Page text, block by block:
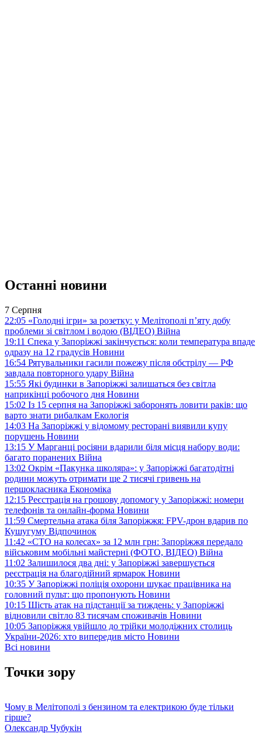
Останні новини
7 Серпня
22:05 «Голодні ігри» за розетку: у Мелітополі п’яту добу
проблеми зі світлом і водою (ВІДЕО) Війна
19:11 Спека у Запоріжжі закінчується: коли температура впаде
одразу на 12 градусів Новини
16:54 Рятувальники гасили пожежу після обстрілу — РФ
завдала повторного удару Війна
15:55 Які будинки в Запоріжжі залишаться без світла
наприкінці робочого дня Новини
15:02 Із 15 серпня на Запоріжжі заборонять ловити раків: що
варто знати рибалкам Екологія
14:03 На Запоріжжі у відомому ресторані виявили купу
порушень Новини
13:15 У Марганці росіяни вдарили біля місця набору води:
багато поранених Війна
13:02 Окрім «Пакунка школяра»: у Запоріжжі багатодітні
родини можуть отримати ще 2 тисячі гривень на
першокласника Економіка
12:15 Реєстрація на грошову допомогу у Запоріжжі: номери
телефонів та онлайн-форма Новини
11:59 Смертельна атака біля Запоріжжя: FPV-дрон вдарив по
Кушугуму Відпочинок
11:42 «СТО на колесах» за 12 млн грн: Запоріжжя передало
військовим мобільні майстерні (ФОТО, ВІДЕО) Війна
11:02 Залишилося два дні: у Запоріжжі завершується
реєстрація на благодійний ярмарок Новини
10:35 У Запоріжжі поліція охорони шукає працівника на
головний пульт: що пропонують Новини
10:15 Шість атак на підстанції за тиждень: у Запоріжжі
відновили світло 83 тисячам споживачів Новини
10:05 Запоріжжя увійшло до трійки молодіжних столиць
України-2026: хто випередив місто Новини
Всі новини
Точки зору
Чому в Мелітополі з бензином та електрикою буде тільки
гірше?
Олександр Чубукін